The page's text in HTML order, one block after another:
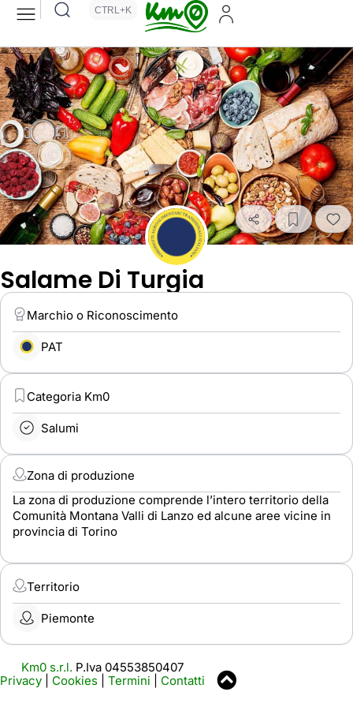
CTRL+K
Salame Di Turgia
Marchio o Riconoscimento
PAT
Categoria Km0
Salumi
Zona di produzione
La zona di produzione comprende l’intero territorio della
Comunità Montana Valli di Lanzo ed alcune aree vicine in
provincia di Torino
Territorio
Piemonte
Km0 s.r.l. P.Iva 04553850407
Privacy
Cookies Termini Contatti